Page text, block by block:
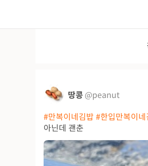
땅콩 @peanut
#만복이네김밥 #한입만복이네
아닌데 괜춘